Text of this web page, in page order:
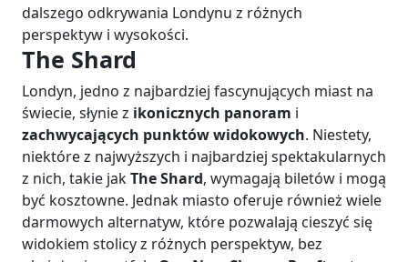
dalszego odkrywania Londynu z różnych
perspektyw i wysokości.
The Shard
Londyn, jedno z najbardziej fascynujących miast na
świecie, słynie z ikonicznych panoram i
zachwycających punktów widokowych. Niestety,
niektóre z najwyższych i najbardziej spektakularnych
z nich, takie jakThe Shard, wymagają biletów i mogą
być kosztowne. Jednak miasto oferuje również wiele
darmowych alternatyw, które pozwalają cieszyć się
widokiem stolicy z różnych perspektyw, bez